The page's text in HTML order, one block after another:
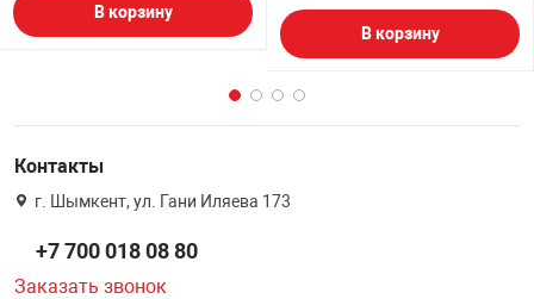
В корзину
В корзину
Контакты
г. Шымкент, ул. Гани Иляева 173
+7 700 018 08 80
Заказать звонок